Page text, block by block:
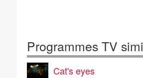
Programmes TV
Cat's eyes